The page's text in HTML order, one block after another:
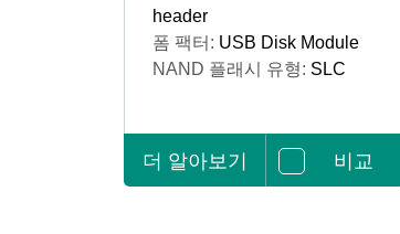
header
폼 팩터: USB Disk Module
NAND 플래시 유형: SLC
더 알아보기 비교